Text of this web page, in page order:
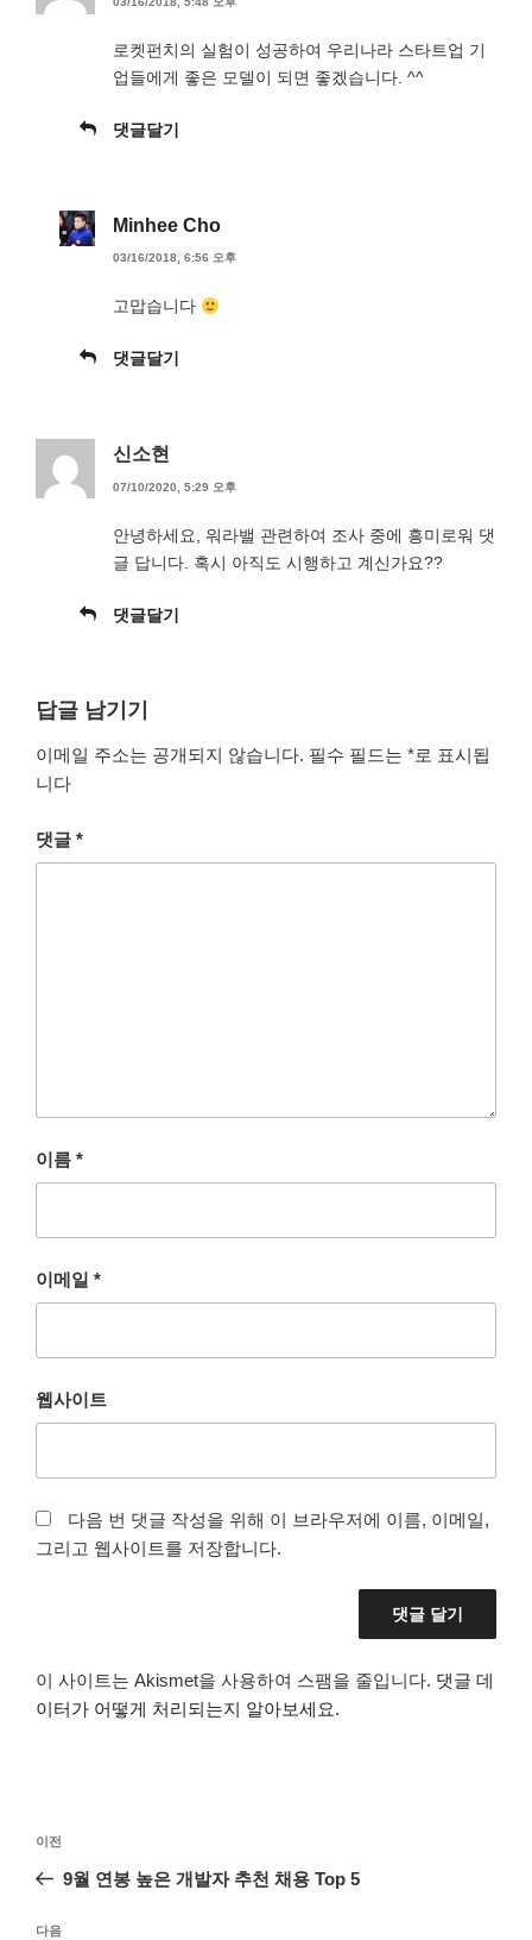
로켓펀치의 실험이 성공하여 우리나라 스타트업 기
업들에게 좋은 모델이 되면 좋겠습니다. ^^
댓글달기
Minhee Cho
03/16/2018, 6:56 오후
고맙습니다
댓글달기
신소현
07/10/2020, 5:29 오후
안녕하세요, 워라밸 관련하여 조사 중에 흥미로워 댓
글 답니다. 혹시 아직도 시행하고 계신가요??
댓글달기
답글 남기기
이메일 주소는 공개되지 않습니다. 필수 필드는 *로 표시됩
니다
댓글 *
이름 *
이메일 *
웹사이트
다음 번 댓글 작성을 위해 이 브라우저에 이름, 이메일,
그리고 웹사이트를 저장합니다.
이 사이트는 Akismet을 사용하여 스팸을 줄입니다. 댓글 데
이터가 어떻게 처리되는지 알아보세요.
이
전
이전
9월 연봉 높은 개발자 추천 채용 Top 5
다
다음